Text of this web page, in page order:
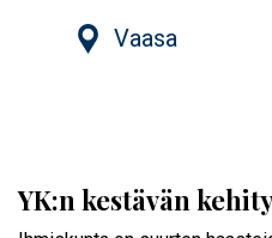
Vaasa
YK:n kestävän